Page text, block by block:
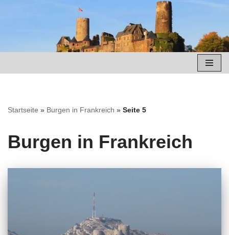
springen
Startseite » Burgen in Frankreich » Seite 5
Burgen in Frankreich